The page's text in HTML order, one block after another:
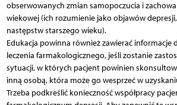
obserwowanych zmian samopoczucia i
wiekowej (ich rozumienie jako objawów
następstw starszego wieku).
Edukacja powinna również zawierać informacje
leczenia farmakologicznego, jeśli zostanie
sytuacji, w których pacjent powinien
inną osobą, która może go wesprzeć w
Trzeba podkreślić konieczność współpracy